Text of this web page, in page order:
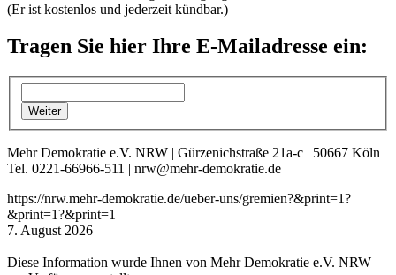
(Er ist kostenlos und jederzeit kündbar.)
Tragen Sie hier Ihre E-Mailadresse ein:
Mehr Demokratie e.V. NRW | Gürzenichstraße 21a-c | 50667 Köln |
Tel. 0221-66966-511 | nrw@mehr-demokratie.de
https://nrw.mehr-demokratie.de/ueber-uns/gremien?&print=1?
&print=1?&print=1
7. August 2026
Diese Information wurde Ihnen von Mehr Demokratie e.V. NRW